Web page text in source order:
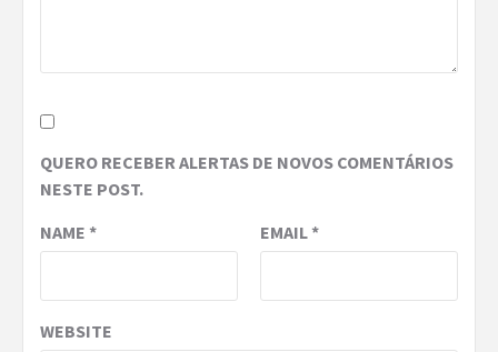
QUERO RECEBER ALERTAS DE NOVOS COMENTÁRIOS
NESTE POST.
NAME * EMAIL*
WEBSITE